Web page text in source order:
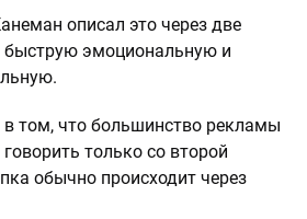
описал это через две
эмоциональную и
том, что большинство рекламы
только со второй
обычно происходит через